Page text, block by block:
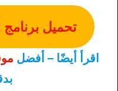
تحميل برنامج CapCut للكمبيوتر
اقرأ أيضًا – أفضل